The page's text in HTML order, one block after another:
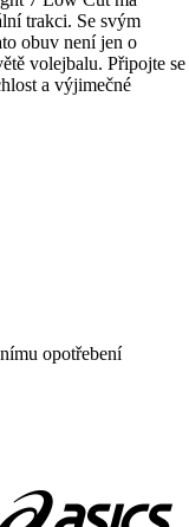
trakci. Se svým
obuv není jen o
volejbalu. Připojte se
a výjimečné
opotřebení